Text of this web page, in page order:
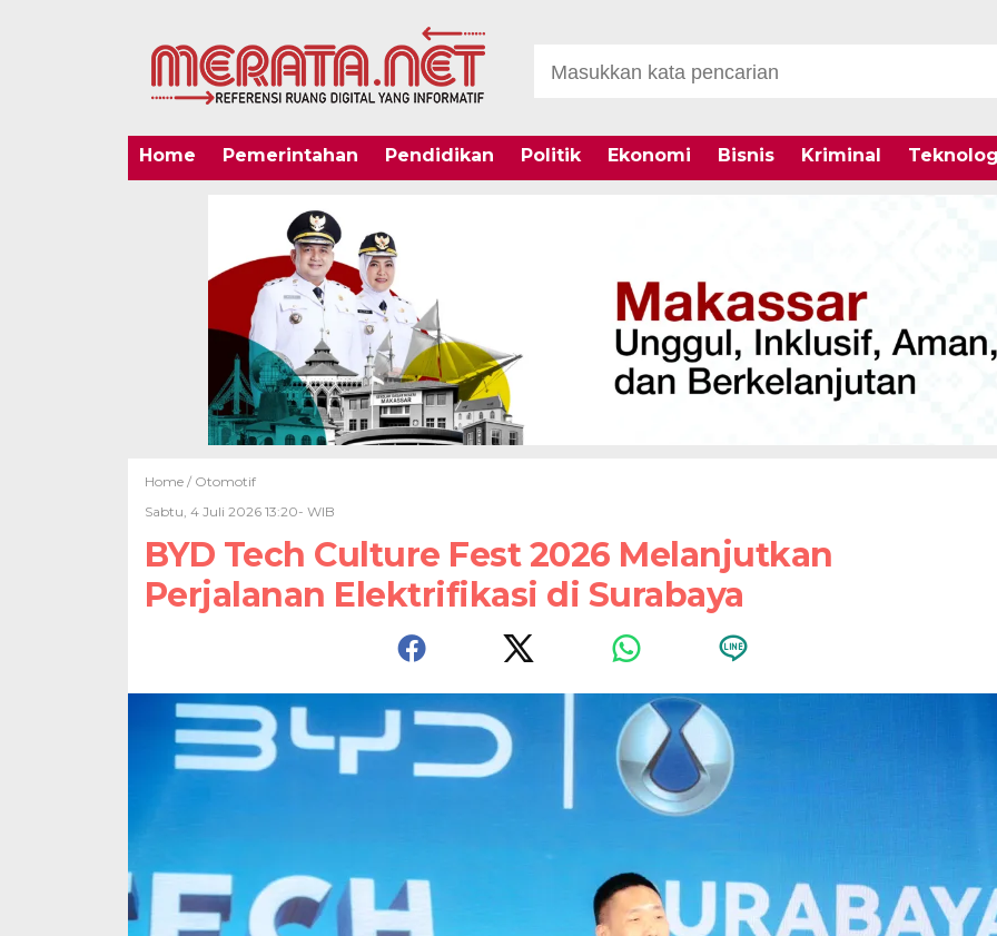
Home Pemerintahan Pendidikan Politik Ekonomi Bisnis Kriminal
Home / Otomotif
Sabtu, 4 Juli 2026 13:20- WIB
BYD Tech Culture Fest 2026 Melanjutkan
Perjalanan Elektrifikasi di Surabaya